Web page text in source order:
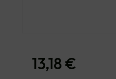
13,18 €